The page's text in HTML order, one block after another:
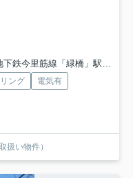
鉄今里筋線「緑橋」駅 徒歩2分
ング
電気有
い物件）